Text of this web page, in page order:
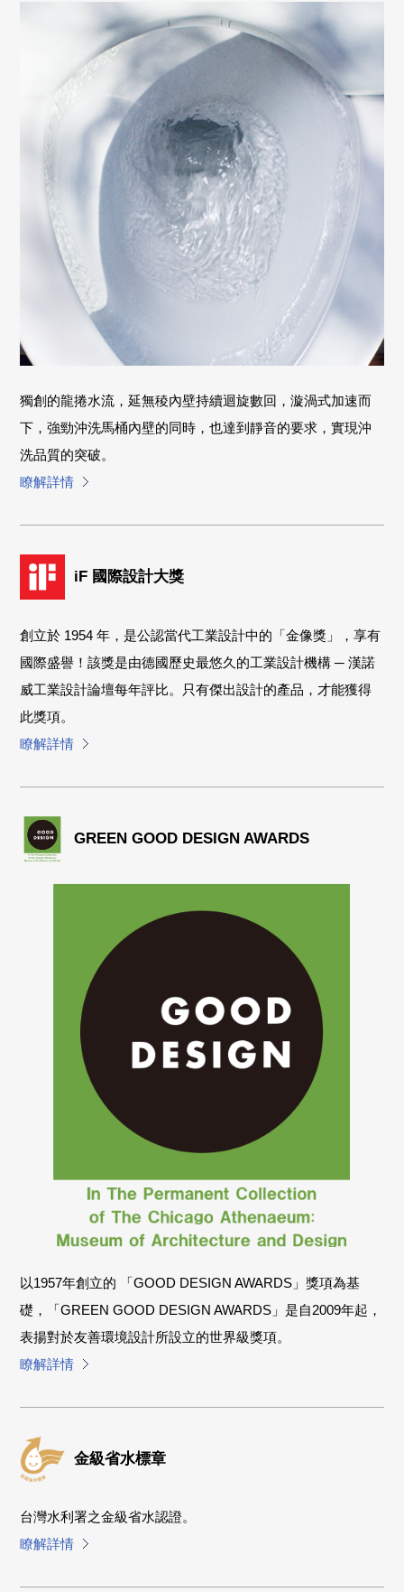
獨創的龍捲水流，延無稜內壁持續迴旋數回，漩渦式加速而
下，強勁沖洗馬桶內壁的同時，也達到靜音的要求，實現沖
洗品質的突破。
瞭解詳情
iF 國際設計大獎
創立於 1954 年，是公認當代工業設計中的「金像獎」，享有
國際盛譽！該獎是由德國歷史最悠久的工業設計機構 ─ 漢諾
威工業設計論壇每年評比。只有傑出設計的產品，才能獲得
此獎項。
瞭解詳情
GREEN GOOD DESIGN AWARDS
以1957年創立的 「GOOD DESIGN AWARDS」獎項為基
礎，「GREEN GOOD DESIGN AWARDS」是自2009年起，
表揚對於友善環境設計所設立的世界級獎項。
瞭解詳情
金級省水標章
台灣水利署之金級省水認證。
瞭解詳情